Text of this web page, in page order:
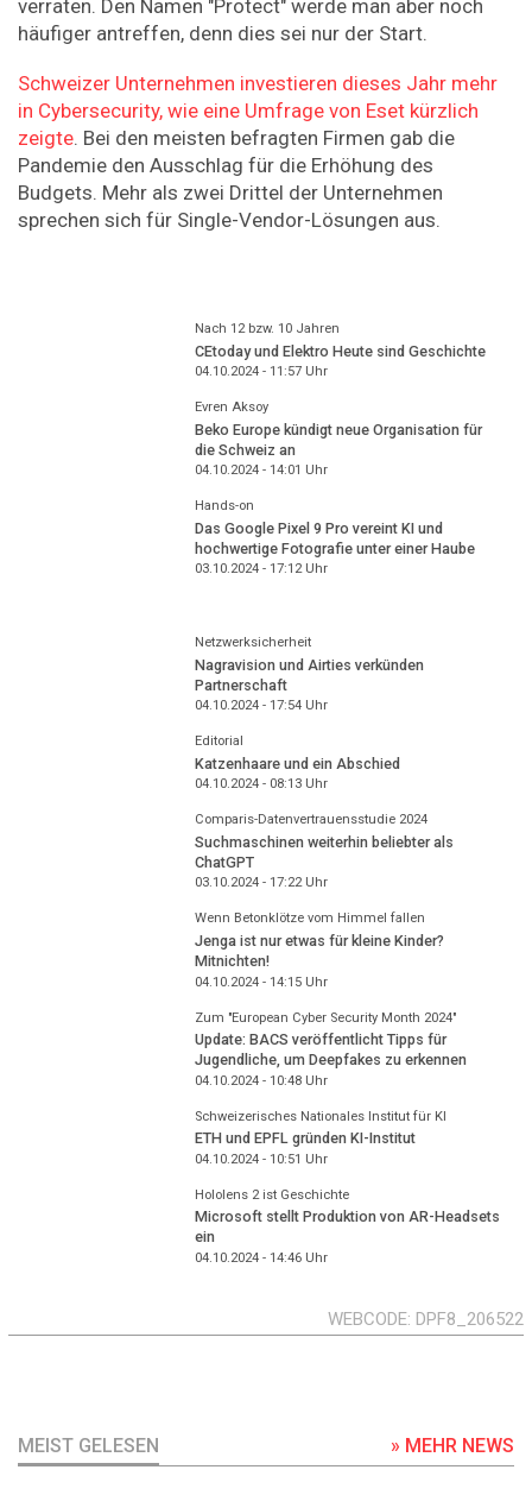
verraten. Den Namen "Protect" werde man aber noch
häufiger antreffen, denn dies sei nur der Start.
Schweizer Unternehmen investieren dieses Jahr mehr
in Cybersecurity, wie eine Umfrage von Eset kürzlich
zeigte. Bei den meisten befragten Firmen gab die
Pandemie den Ausschlag für die Erhöhung des
Budgets. Mehr als zwei Drittel der Unternehmen
sprechen sich für Single-Vendor-Lösungen aus.
Nach 12 bzw. 10 Jahren
CEtoday und Elektro Heute sind Geschichte
04.10.2024 - 11:57Uhr
Evren Aksoy
Beko Europe kündigt neue Organisation für
die Schweiz an
04.10.2024 - 14:01 Uhr
Hands-on
Das Google Pixel 9 Pro vereint KI und
hochwertige Fotografie unter einer Haube
03.10.2024 - 17:12Uhr
Netzwerksicherheit
Nagravision und Airties verkünden
Partnerschaft
04.10.2024 - 17:54Uhr
Editorial
Katzenhaare und ein Abschied
04.10.2024 - 08:13Uhr
Comparis-Datenvertrauensstudie 2024
Suchmaschinen weiterhin beliebter als
ChatGPT
03.10.2024 - 17:22Uhr
Wenn Betonklötze vom Himmel fallen
Jenga ist nur etwas für kleine Kinder?
Mitnichten!
04.10.2024 - 14:15Uhr
Zum "European Cyber Security Month 2024"
Update: BACS veröffentlicht Tipps für
Jugendliche, um Deepfakes zu erkennen
04.10.2024 - 10:48Uhr
Schweizerisches Nationales Institut für KI
ETH und EPFL gründen KI-Institut
04.10.2024 - 10:51 Uhr
Hololens 2 ist Geschichte
Microsoft stellt Produktion von AR-Headsets
ein
04.10.2024 - 14:46Uhr
WEBCODE DPF8_206522
MEIST GELESEN » MEHR NEWS